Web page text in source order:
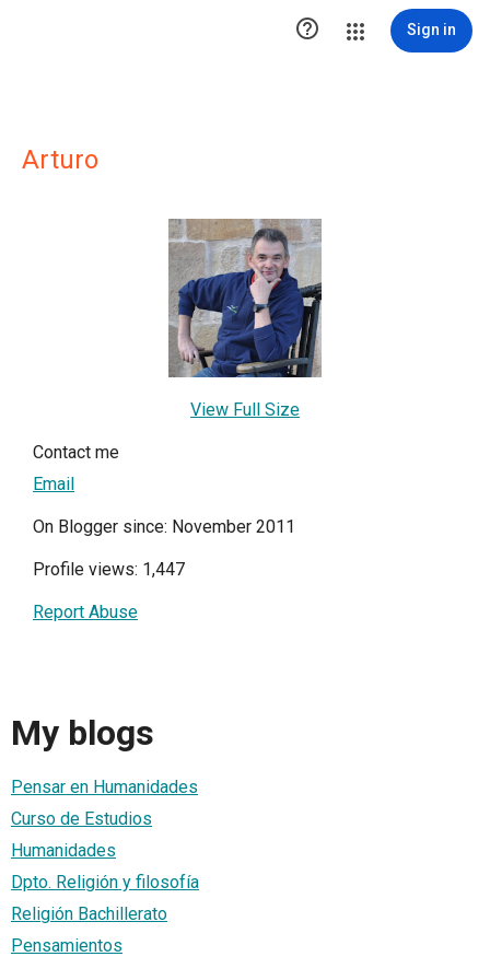
 Sign in
Arturo
View Full Size
Contact me
Email
On Blogger since: November 2011
Profile views: 1,447
Report Abuse
My blogs
Pensar en Humanidades
Curso de Estudios
Humanidades
Dpto. Religión y filosofía
Religión Bachillerato
Pensamientos